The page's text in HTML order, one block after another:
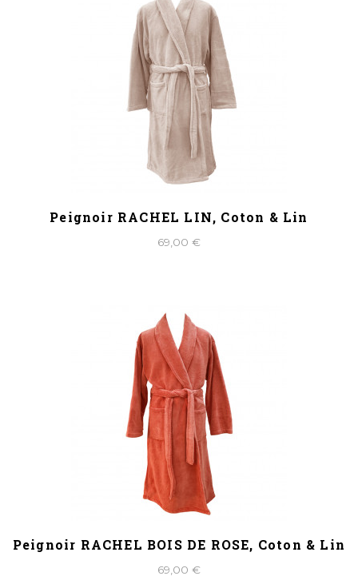
Peignoir RACHEL LIN, Coton & Lin
69,00 €
Peignoir RACHEL BOIS DE ROSE, Coton & Lin
69,00 €